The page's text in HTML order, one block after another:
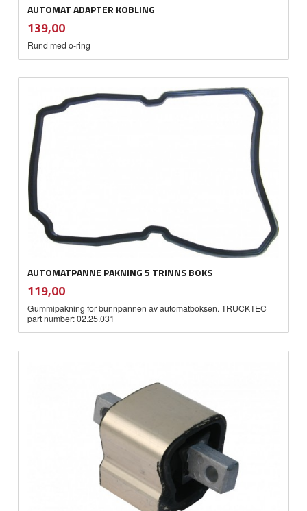
AUTOMAT ADAPTER KOBLING
Pris
139,00mva.
Rund med o-ring
AUTOMATPANNE PAKNING 5 TRINNS BOKS
Pris
119,00mva.
Gummipakning for bunnpannen av automatboksen. TRUCKTEC
part number: 02.25.031